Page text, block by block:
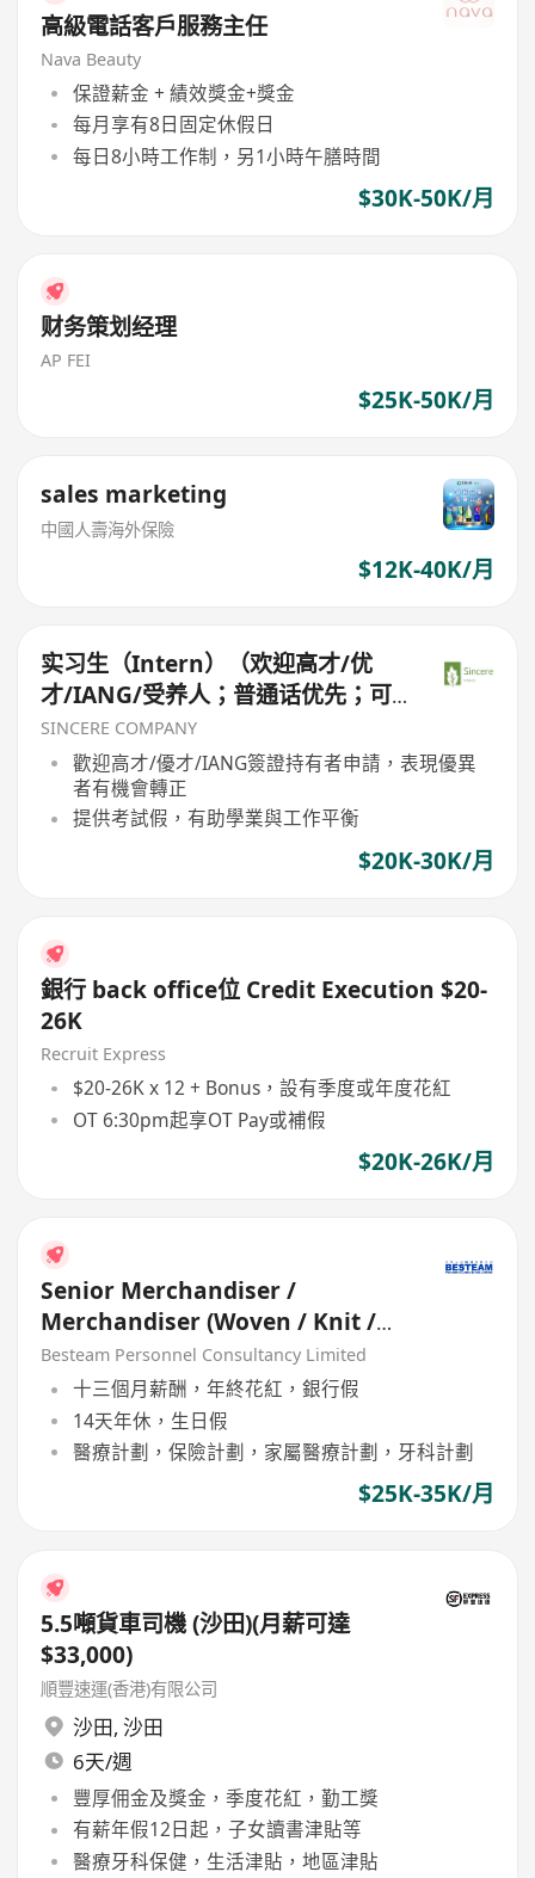
高級電話客戶服務主任
Nava Beauty
保證薪金 + 績效獎金+獎金
每月享有8日固定休假日
每日8小時工作制，另1小時午膳時間
$30K-50K/月
财务策划经理
AP FEI
$25K-50K/月
sales marketing
中國人壽海外保險
$12K-40K/月
实习生（Intern）（欢迎高才/优
才/IANG/受养人；普通话优先；可
转正/续签）
SINCERE COMPANY
歡迎高才/優才/IANG簽證持有者申請，表現優異
者有機會轉正
提供考試假，有助學業與工作平衡
$20K-30K/月
銀行 back office位 Credit Execution $20-
26K
Recruit Express
$20-26K x 12 + Bonus，設有季度或年度花紅
OT 6:30pm起享OT Pay或補假
$20K-26K/月
Senior Merchandiser /
Merchandiser (Woven / Knit /
Sweater) - 5 days
Besteam Personnel Consultancy Limited
十三個月薪酬，年終花紅，銀行假
14天年休，生日假
醫療計劃，保險計劃，家屬醫療計劃，牙科計劃
$25K-35K/月
5.5噸貨車司機 (沙田)(月薪可達
$33,000)
順豐速運(香港)有限公司
沙田, 沙田
6天/週
豐厚佣金及獎金，季度花紅，勤工獎
有薪年假12日起，子女讀書津貼等
醫療牙科保健，生活津貼，地區津貼